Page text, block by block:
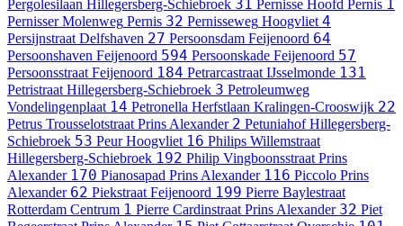
Pergolesilaan Hillegersberg-Schiebroek 31 Pernisse Hoofd Pernis 1
Pernisser Molenweg Pernis 32 Pernisseweg Hoogvliet 4
Persijnstraat Delfshaven 27 Persoonsdam Feijenoord 64
Persoonshaven Feijenoord 594 Persoonskade Feijenoord 57
Persoonsstraat Feijenoord 184 Petrarcastraat IJsselmonde 131
Petristraat Hillegersberg-Schiebroek 3 Petroleumweg
Vondelingenplaat 14 Petronella Herfstlaan Kralingen-Crooswijk 22
Petrus Trousselotstraat Prins Alexander 2 Petuniahof Hillegersberg-
Schiebroek 53 Peur Hoogvliet 16 Philips Willemstraat
Hillegersberg-Schiebroek 192 Philip Vingboonsstraat Prins
Alexander 170 Pianosapad Prins Alexander 116 Piccolo Prins
Alexander 62 Piekstraat Feijenoord 199 Pierre Baylestraat
Rotterdam Centrum 1 Pierre Cardinstraat Prins Alexander 32 Piet